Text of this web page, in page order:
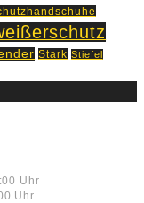
Stark Stiefel
Uhr
Uhr